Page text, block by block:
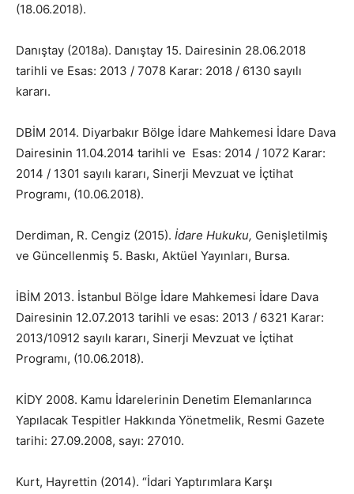
(18.06.2018).
Danıştay (2018a). Danıştay 15. Dairesinin 28.06.2018
tarihli ve Esas: 2013 / 7078 Karar: 2018 / 6130 sayılı
kararı.
DBİM 2014. Diyarbakır Bölge İdare Mahkemesi İdare Dava
Dairesinin 11.04.2014 tarihli ve Esas: 2014 / 1072 Karar:
2014 / 1301 sayılı kararı, Sinerji Mevzuat ve İçtihat
Programı, (10.06.2018).
Derdiman, R. Cengiz (2015). İdare Hukuku, Genişletilmiş
ve Güncellenmiş 5. Baskı, Aktüel Yayınları, Bursa.
İBİM 2013. İstanbul Bölge İdare Mahkemesi İdare Dava
Dairesinin 12.07.2013 tarihli ve esas: 2013 / 6321 Karar:
2013/10912 sayılı kararı, Sinerji Mevzuat ve İçtihat
Programı, (10.06.2018).
KİDY 2008. Kamu İdarelerinin Denetim Elemanlarınca
Yapılacak Tespitler Hakkında Yönetmelik, Resmi Gazete
tarihi: 27.09.2008, sayı: 27010.
Kurt, Hayrettin (2014). “İdari Yaptırımlara Karşı